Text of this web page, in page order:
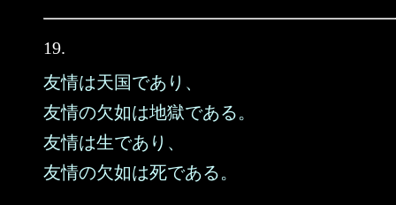
19.
友情は天国であり、
友情の欠如は地獄である。
友情は生であり、
友情の欠如は死である。